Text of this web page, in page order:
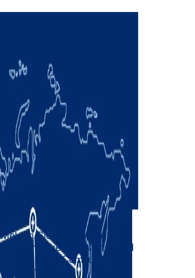
Melden Sie sich an, um
gelegentliche Newsletter und
Updates von Comau zu
erhalten